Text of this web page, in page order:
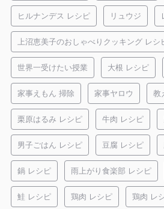
ヒルナンデス レシピ リュウジ
上沼恵美子のおしゃべりクッキング レシ
世界一受けたい授業 大根 レシピ
家事えもん 掃除 家事ヤロウ 教
栗原はるみ レシピ 牛肉 レシピ
男子ごはん レシピ 豆腐 レシピ
鍋 レシピ 雨上がり食楽部 レシピ
鮭 レシピ 鶏肉 レシピ 鶏肉 レ